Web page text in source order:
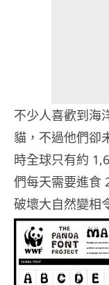
不少人喜歡到海
貓，不過他們卻
時全球只有約
們每天需要進食
破壞大自然變相